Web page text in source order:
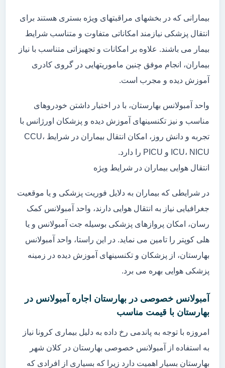
بیمارانی که در بخشهای مراقبتهای ویژه بستری هستند برای
انتقال پزشکی نیازمند امکاناتی متفاوت و متناسب شرایط
بیمار می باشند. علاوه بر امکانات و تجهیزاتی متناسب با نیاز
بیماران، انجام موفق چنین ماموریتهایی در گروی کادری
آموزش دیده و مجرب است.
واحد آمبولانس بهارستان، با در اختیار داشتن خودروهای
مناسب و نیز تکنسینهای آموزش دیده و پزشکان اورژانس با
تجربه و دانش روز، امکان انتقال بیماران در شرایط CCU،
ICU، NICU و PICU را دارد.
انتقال هوایی بیماران در شرایط ویژه
در شرایطی که بیماران به دلایل فوریت پزشکی و یا موقعیت
جغرافیایی نیاز به انتقال هوایی دارند، واحد آمبولانس کمک
رسان، امکان پروازهای پزشکی بوسیله جت آمبولانس و یا
هلی کوپتر را تامین می نماید. در این راستا، واحد آمبولانس
بهارستان، از پزشکان و تکنسینهای آموزش دیده در زمینه
پزشکی هوایی بهره می برد.
آمبولانس خصوصی در بهارستان اجاره آمبولانس در
بهارستان با قیمت مناسب
امروزه با توجه به پاندمی رخ داده به دلیل بیماری کرونا نیاز
به استفاده از آمبولانس خصوصی بهارستان در کلان شهر
بهارستان بسیار اهمیت دارد زیرا که بسیاری از افرادی که